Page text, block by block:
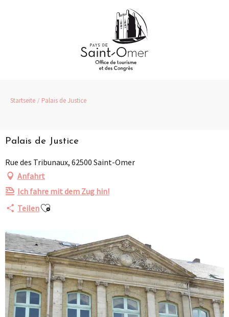
Startseite Palais de Justice
Palais de Justice
Rue des Tribunaux, 62500 Saint-Omer
Anfahrt
Ich fahre mit dem Zug hin!
TeilenAjouter aux favoris